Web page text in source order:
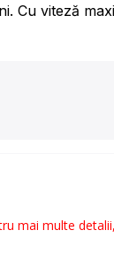
Cu viteză
mai multe